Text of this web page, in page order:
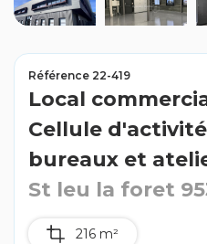
Référence 22-419
Local
Cellule d'activité
bureaux et
St leu la foret
216 m²